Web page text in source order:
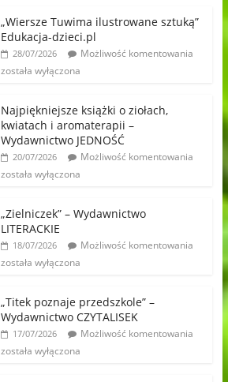
„Wiersze Tuwima ilustrowane sztuką”
Edukacja-dzieci.pl
28/07/2026
Możliwość komentowania
została wyłączona
Najpiękniejsze książki o ziołach,
kwiatach i aromaterapii –
Wydawnictwo JEDNOŚĆ
20/07/2026
Możliwość komentowania
została wyłączona
„Zielniczek” – Wydawnictwo
LITERACKIE
18/07/2026
Możliwość komentowania
została wyłączona
„Titek poznaje przedszkole” –
Wydawnictwo CZYTALISEK
17/07/2026
Możliwość komentowania
została wyłączona